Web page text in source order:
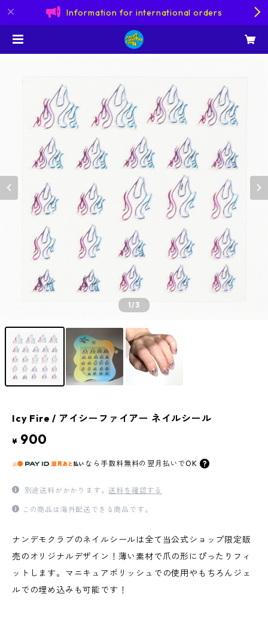
Information for international orders
1/3
Icy Fire / アイシーファイアー ネイルシール
¥ 900
なら 手数料無料の 翌月払いでOK
別途送料がかかります。送料を確認する
この商品は海外配送できる商品です。
ナンデモクラブのネイルシールは全て当公式ショップ限定販
売のオリジナルデザイン！薄い素材で爪の形にぴったりフィ
ットします。マニキュアポリッシュでの使用やもちろんジェ
ルでの埋め込みも可能です！